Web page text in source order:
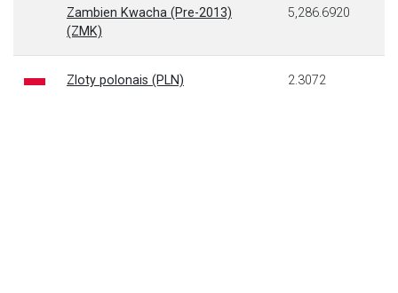
Zambien Kwacha (Pre-2013)
(ZMK)
5,286.6920
Zloty polonais (PLN) 2.3072